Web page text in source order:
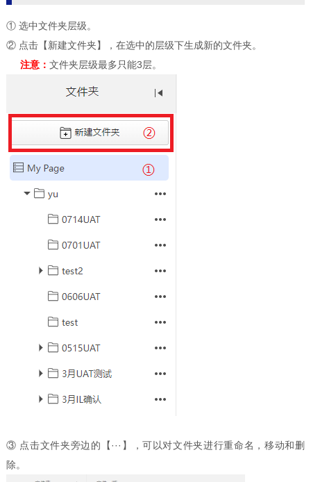
① 选中文件夹层级。
② 点击【新建文件夹】，在选中的层级下生成新的文件夹。
注意： 文件夹层级最多只能3层。
③ 点击文件夹旁边的【···】，可以对文件夹进行重命名，移动和删
除。